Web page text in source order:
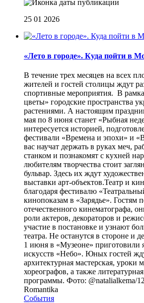
25 01 2026
«Лето в городе». Куда пойти в
В течение трех месяцев на всех
жителей и гостей столицы ждут
спортивные мероприятия. В
цветы» городские пространства
растениями. А настоящим
мая по 8 июня станет «Рыбная
интересуется историей,
фестивали «Времена и эпохи» и
вас научат держать в руках меч,
станком и познакомят с кухней
любителям творчества стоит
бульвар. Здесь их ждут
выставки арт-объектов.Театр и
благодаря фестивалю
кинопоказам в «Зарядье». Гостям
отечественного кинематографа,
роли актеров, декораторов и
участие в постановке и узнают
театра. Не останутся в стороне и
1 июня в «Музеоне» приготовили
искусств «Небо». Юных гостей
архитектурная мастерская, уроки
хореографов, а также
программы. Фото: @natalialkema/
Romantika
События